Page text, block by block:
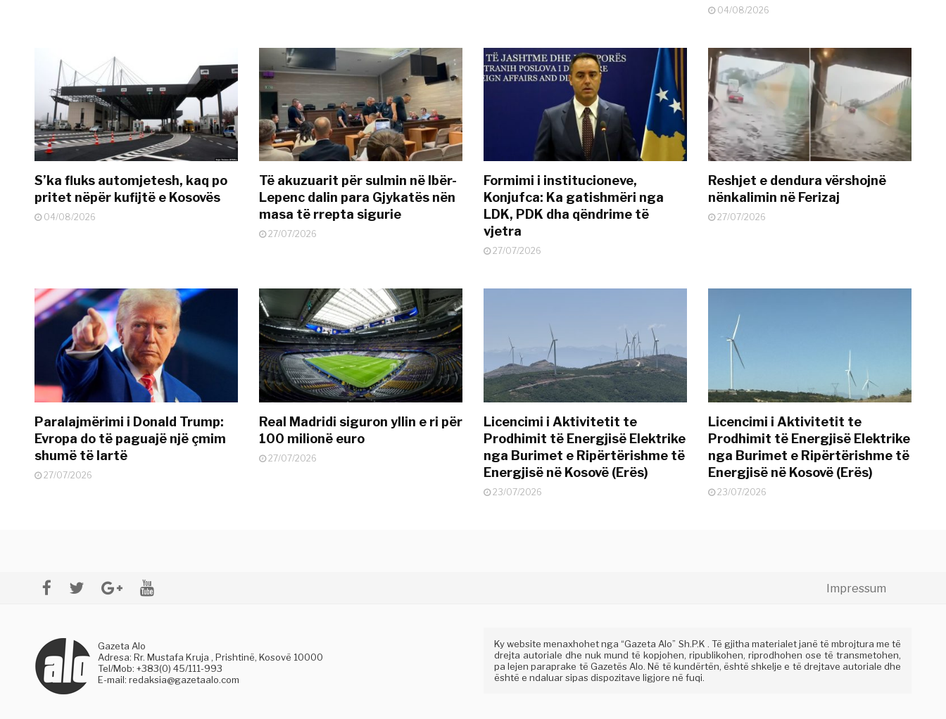
04/08/2026
S’ka fluks automjetesh, kaq po
pritet nëpër kufijtë e Kosovës
04/08/2026
Të akuzuarit për sulmin në Ibër-
Lepenc dalin para Gjykatës nën
masa të rrepta sigurie
27/07/2026
Formimi i institucioneve,
Konjufca: Ka gatishmëri nga
LDK, PDK dha qëndrime të
vjetra
27/07/2026
Reshjet e dendura vërshojnë
nënkalimin në Ferizaj
27/07/2026
Paralajmërimi i Donald Trump:
Evropa do të paguajë një çmim
shumë të lartë
27/07/2026
Real Madridi siguron yllin e ri për
100 milionë euro
27/07/2026
Licencimi i Aktivitetit te
Prodhimit të Energjisë Elektrike
nga Burimet e Ripërtërishme të
Energjisë në Kosovë (Erës)
23/07/2026
Licencimi i Aktivitetit te
Prodhimit të Energjisë Elektrike
nga Burimet e Ripërtërishme të
Energjisë në Kosovë (Erës)
23/07/2026
Impressum
Gazeta Alo
Adresa: Rr. Mustafa Kruja , Prishtinë, Kosovë 10000
Tel/Mob: +383(0) 45/111-993
E-mail: redaksia@gazetaalo.com
Ky website menaxhohet nga “Gazeta Alo” Sh.P.K . Të gjitha materialet janë të mbrojtura me të
drejta autoriale dhe nuk mund të kopjohen, ripublikohen, riprodhohen ose të transmetohen,
pa lejen paraprake të Gazetës Alo. Në të kundërtën, është shkelje e të drejtave autoriale dhe
është e ndaluar sipas dispozitave ligjore në fuqi.